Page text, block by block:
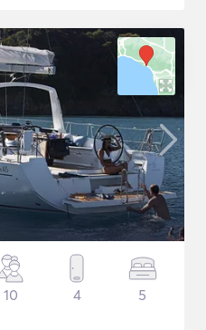
10 4 5